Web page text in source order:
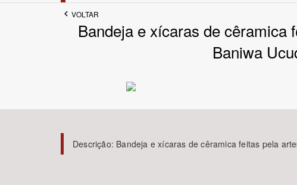
Povo Indígena
VOLTAR
Bandeja e xícaras de cêramica
Baniwa
Descrição: Bandeja e xícaras de cêramica feitas pela